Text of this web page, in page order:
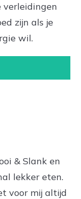
verleidingen
zijn als je
wil.
& Slank en
lekker eten.
voor mij altijd